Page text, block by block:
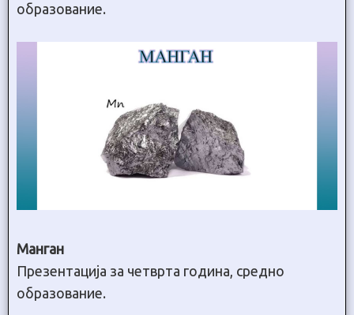
образование.
Манган
Презентација за четврта година, средно
образование.